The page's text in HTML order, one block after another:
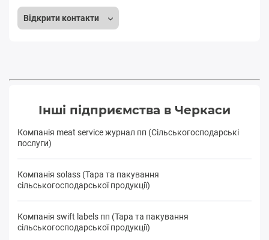
Відкрити контакти
Інші підприємства в Черкаси
Компанія meat service журнал пп (Сільськогосподарські
послуги)
Компанія solass (Тара та пакування
сільськогосподарської продукції)
Компанія swift labels пп (Тара та пакування
сільськогосподарської продукції)